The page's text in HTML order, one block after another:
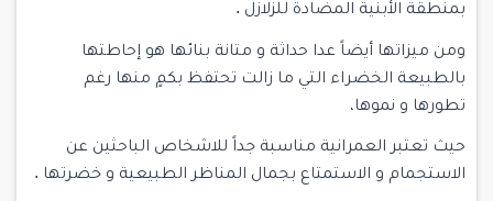
بمنطقة الأبنية المضادة للزلازل .
ومن ميزاتها أيضاً عدا حداثة و متانة بنائها هو إحاطتها
بالطبيعة الخضراء التي ما زالت تحتفظ بكمٍ منها رغم
تطورها و نموها،
حيث تعتبر العمرانية مناسبة جداً للاشخاص الباحثين عن
الاستجمام و الاستمتاع بجمال المناظر الطبيعية و خضرتها .